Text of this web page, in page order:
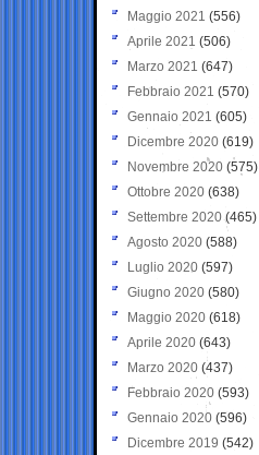
Maggio 2021 (556)
Aprile 2021 (506)
Marzo 2021 (647)
Febbraio 2021 (570)
Gennaio 2021 (605)
Dicembre 2020 (619)
Novembre 2020 (575)
Ottobre 2020 (638)
Settembre 2020(465)
Agosto 2020 (588)
Luglio 2020 (597)
Giugno 2020 (580)
Maggio 2020 (618)
Aprile 2020 (643)
Marzo 2020 (437)
Febbraio 2020 (593)
Gennaio 2020 (596)
Dicembre 2019 (542)